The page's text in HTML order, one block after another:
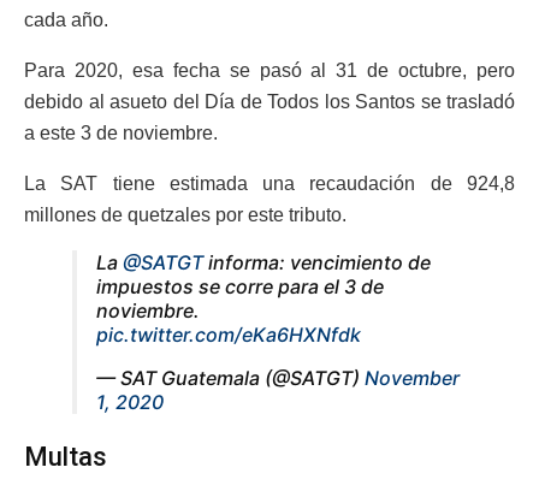
cada año.
Para 2020, esa fecha se pasó al 31 de octubre, pero
debido al asueto del Día de Todos los Santos se trasladó
a este 3 de noviembre.
La SAT tiene estimada una recaudación de 924,8
millones de quetzales por este tributo.
La @SATGTinforma: vencimiento de
impuestos se corre para el 3 de
noviembre.
pic.twitter.com/eKa6HXNfdk
— SAT Guatemala (@SATGT) November
1, 2020
Multas